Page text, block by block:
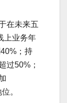
在未来五
上业务年
；持
过50%；
。